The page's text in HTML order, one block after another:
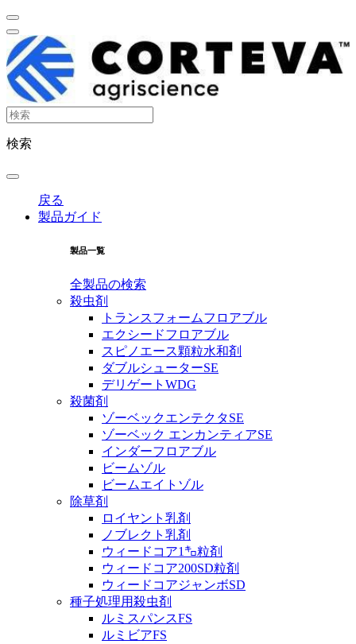
検索
戻る
製品ガイド
製品一覧
全製品の検索
殺虫剤
トランスフォームフロアブル
エクシードフロアブル
スピノエース顆粒水和剤
ダブルシューターSE
デリゲートWDG
殺菌剤
ゾーベックエンテクタSE
ゾーベック エンカンティアSE
インダーフロアブル
ビームゾル
ビームエイトゾル
除草剤
ロイヤント乳剤
ノブレクト乳剤
ウィードコア1㌔粒剤
ウィードコア200SD粒剤
ウィードコアジャンボSD
種子処理用殺虫剤
ルミスパンスFS
ルミビアFS